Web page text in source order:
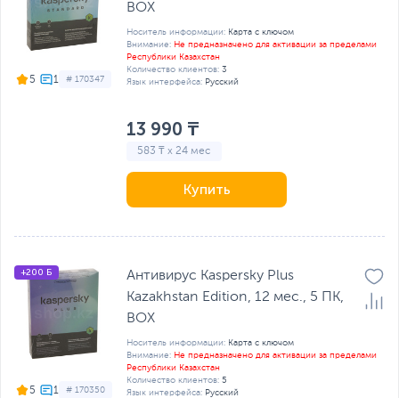
5 # 170347
BOX
Носитель информации: Карта с ключом
Внимание: Не предназначено для активации за пределами
Республики Казахстан
Количество клиентов: 3
Язык интерфейса: Русский
13 990 ₸
583 ₸ x 24 мес
Купить
5 # 170350
+200 Б
Антивирус Kaspersky Plus
Kazakhstan Edition, 12 мес., 5 ПК,
BOX
Носитель информации: Карта с ключом
Внимание: Не предназначено для активации за пределами
Республики Казахстан
Количество клиентов: 5
Язык интерфейса: Русский